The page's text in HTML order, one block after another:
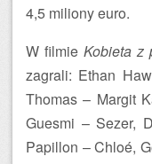
4,5 miliony euro.
W filmie Kobieta z
zagrali: Ethan
Thomas – Margit
Guesmi – Sezer,
Papillon – Chloé,